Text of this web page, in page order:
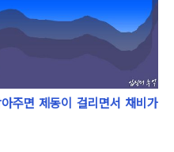
주면 제동이 걸리면서 채비가